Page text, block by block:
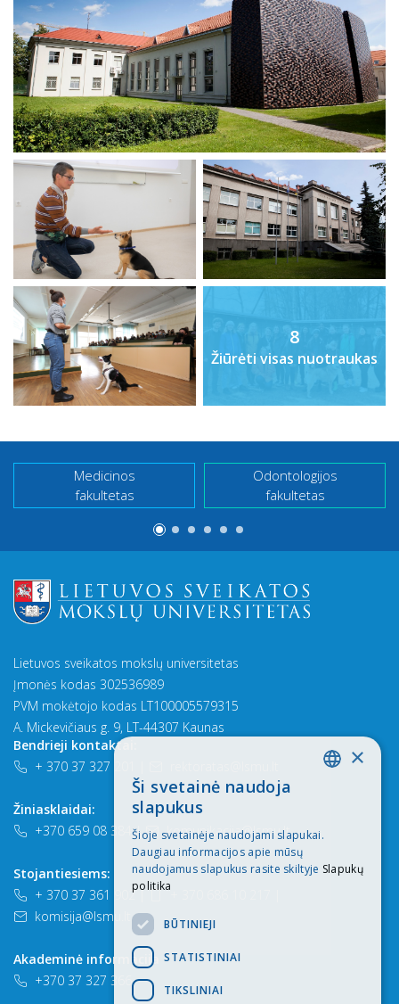
8
Žiūrėti visas nuotraukas
Medicinos
fakultetas
Odontologijos
fakultetas
Lietuvos sveikatos mokslų universitetas
Įmonės kodas 302536989
PVM mokėtojo kodas LT100005579315
A. Mickevičiaus g. 9, LT-44307 Kaunas
Bendrieji kontaktai:
+ 370 37 327 201
Žiniasklaidai:
+370 659 08 384
| komunikacija@lsmu.lt
Stojantiesiems:
+ 370 37 361 902 |
komisija@lsmu.lt
Akademinė informacija
+370 37 327 366
×
Ši svetainė naudoja
slapukus
Šioje svetainėje naudojami slapukai.
Daugiau informacijos apie mūsų
naudojamus slapukus rasite skiltyje Slapukų
politika
BŪTINIEJI
STATISTINIAI
TIKSLINIAI